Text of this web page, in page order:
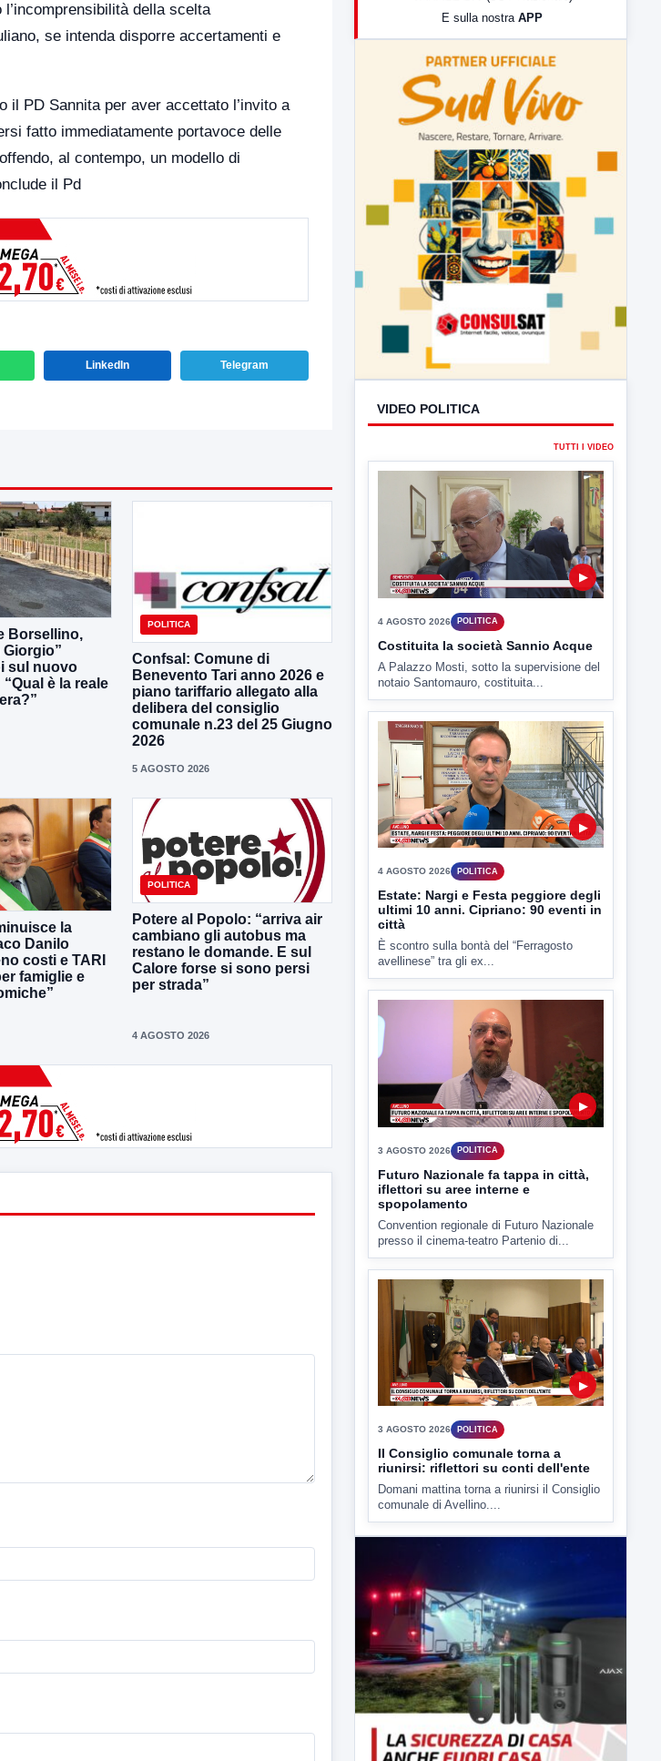
l’incomprensibilità della scelta
se intenda disporre accertamenti e
il PD Sannita per aver accettato l’invito a
fatto immediatamente portavoce delle
al contempo, un modello di
il Pd
LinkedIn Telegram
Borsellino,
Giorgio”
sul nuovo
è la reale
POLITICA
Confsal: Comune di
Benevento Tari anno 2026 e
piano tariffario allegato alla
delibera del consiglio
comunale n.23 del 25 Giugno
2026
5 AGOSTO 2026
la
Danilo
costi e TARI
famiglie e
POLITICA
Potere al Popolo: “arriva air
cambiano gli autobus ma
restano le domande. E sul
Calore forse si sono persi
per strada”
4 AGOSTO 2026
LabNews (replica)
E sulla nostra APP
VIDEO POLITICA
TUTTI I VIDEO
▶
4 AGOSTO 2026 POLITICA
Costituita la società Sannio Acque
A Palazzo Mosti, sotto la supervisione del
notaio Santomauro, costituita...
▶
4 AGOSTO 2026 POLITICA
Estate: Nargi e Festa peggiore degli
ultimi 10 anni. Cipriano: 90 eventi in
città
È scontro sulla bontà del “Ferragosto
avellinese” tra gli ex...
▶
3 AGOSTO 2026
Futuro Nazionale fa tappa in città,
iflettori su aree interne e
spopolamento
Convention regionale di Futuro Nazionale
presso il cinema-teatro Partenio di...
Il Consiglio comunale torna a
riunirsi: riflettori su conti dell'ente
comunale di Avellino....